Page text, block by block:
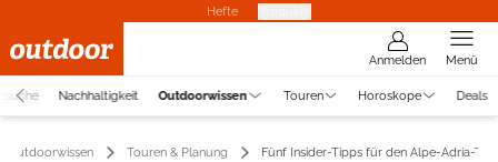
Hefte
Anmelden Menü
Nachhaltigkeit Outdoorwissen Touren Horoskope Deals
Outdoorwissen Touren & Planung Fünf Insider-Tipps für den Alpe-Adria-Trail